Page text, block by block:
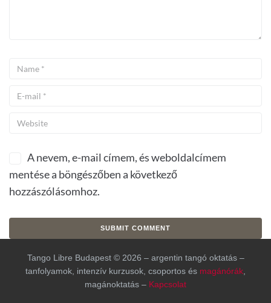
A nevem, e-mail címem, és weboldalcímem
mentése a böngészőben a következő
hozzászólásomhoz.
Tango Libre Budapest © 2026 – argentin tangó oktatás –
tanfolyamok, intenzív kurzusok, csoportos és magánórák
magánoktatás – Kapcsolat